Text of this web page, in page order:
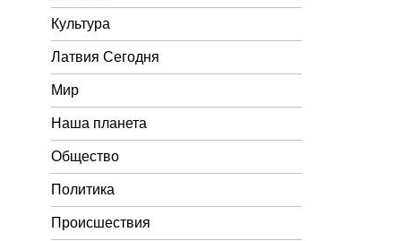
Культура
Латвия Сегодня
Мир
Наша планета
Общество
Политика
Происшествия